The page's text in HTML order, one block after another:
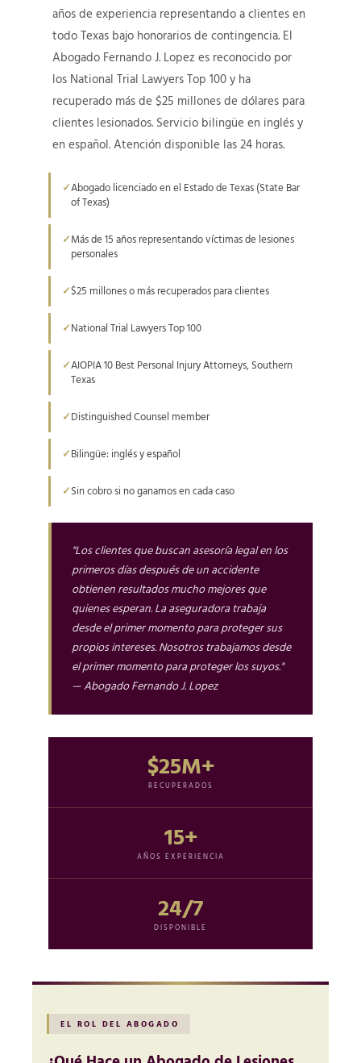
años de experiencia representando a clientes en
todo Texas bajo honorarios de contingencia. El
Abogado Fernando J. Lopez es reconocido por
los National Trial Lawyers Top 100 y ha
recuperado más de $25 millones de dólares para
clientes lesionados. Servicio bilingüe en inglés y
en español. Atención disponible las 24 horas.
Abogado licenciado en el Estado de Texas (State Bar
of Texas)
Más de 15 años representando víctimas de lesiones
personales
$25 millones o más recuperados para clientes
National Trial Lawyers Top 100
AIOPIA 10 Best Personal Injury Attorneys, Southern
Texas
Distinguished Counsel member
Bilingüe: inglés y español
Sin cobro si no ganamos en cada caso
"Los clientes que buscan asesoría legal en los
primeros días después de un accidente
obtienen resultados mucho mejores que
quienes esperan. La aseguradora trabaja
desde el primer momento para proteger sus
propios intereses. Nosotros trabajamos desde
el primer momento para proteger los suyos."
— Abogado Fernando J. Lopez
$25M+
RECUPERADOS
15+
AÑOS EXPERIENCIA
24/7
DISPONIBLE
EL ROL DEL ABOGADO